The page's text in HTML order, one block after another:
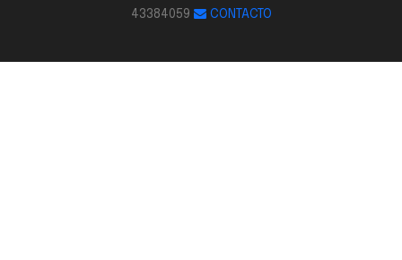
43384059
CONTACTO